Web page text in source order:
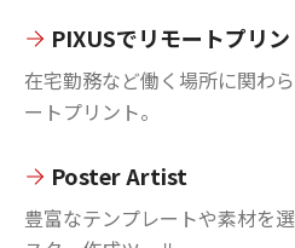
PIXUSでリモートプリン
在宅勤務など働く場所に関わ
ートプリント。
Poster Artist
豊富なテンプレートや素材を